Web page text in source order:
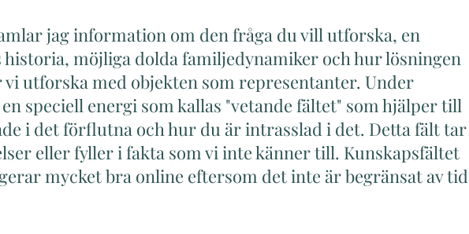
jag information om den fråga du vill utforska, en
möjliga dolda familjedynamiker och hur lösningen
vi utforska med objekten som representanter. Under
speciell energi som kallas "vetande fältet" som hjälper till
i det förflutna och hur du är intrasslad i det. Detta fält tar
eller fyller i fakta som vi inte känner till. Kunskapsfältet
mycket bra online eftersom det inte är begränsat av tid